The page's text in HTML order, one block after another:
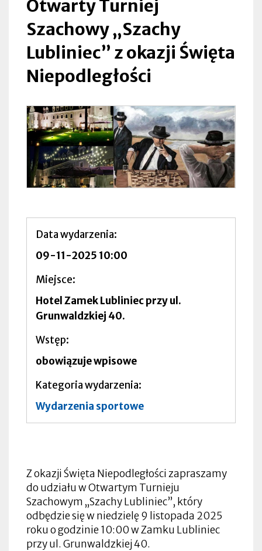
Otwarty Turniej
Szachowy „Szachy
Lubliniec” z okazji Święta
Niepodległości
Data wydarzenia
09-11-2025 10:00
Miejsce
Hotel Zamek Lubliniec przy ul.
Grunwaldzkiej 40.
Wstęp
obowiązuje wpisowe
Kategoria wydarzenia
Wydarzenia sportowe
Z okazji Święta Niepodległości zapraszamy
do udziału w Otwartym Turnieju
Szachowym „Szachy Lubliniec”, który
odbędzie się w niedzielę 9 listopada 2025
roku o godzinie 10:00 w Zamku Lubliniec
przy ul. Grunwaldzkiej 40.